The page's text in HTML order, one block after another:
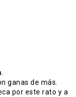
ganas de más.
por este rato y a